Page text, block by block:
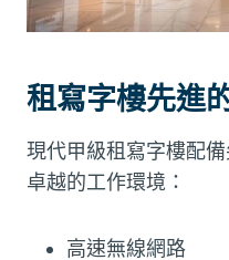
租寫字樓先進
現代甲級租寫字樓配
卓越的工作環境：
高速無線網路